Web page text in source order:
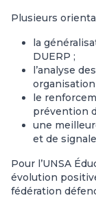
Plusieurs
la
DUERP ;
l’analyse
le
prévention
une
et de
Pour l’UNSA
évolution
fédération